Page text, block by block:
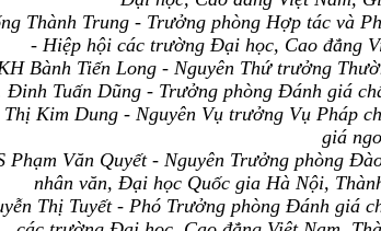
Thành Trung - Trưởng phòng Hợp tác và
- Hiệp hội các trường Đại học, Cao đẳng
Bành Tiến Long - Nguyên Thứ trưởng
Đinh Tuấn Dũng - Trưởng phòng Đánh giá
Thị Kim Dung - Nguyên Vụ trưởng Vụ Pháp
giá
Phạm Văn Quyết - Nguyên Trưởng phòng
nhân văn, Đại học Quốc gia Hà Nội,
Thị Tuyết - Phó Trưởng phòng Đánh giá